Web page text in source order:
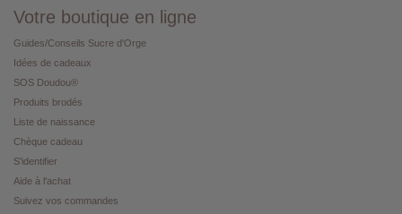
Votre boutique en ligne
Guides/Conseils Sucre d'Orge
Idées de cadeaux
SOS Doudou®
Produits brodés
Liste de naissance
Chèque cadeau
S'identifier
Aide à l'achat
Suivez vos commandes